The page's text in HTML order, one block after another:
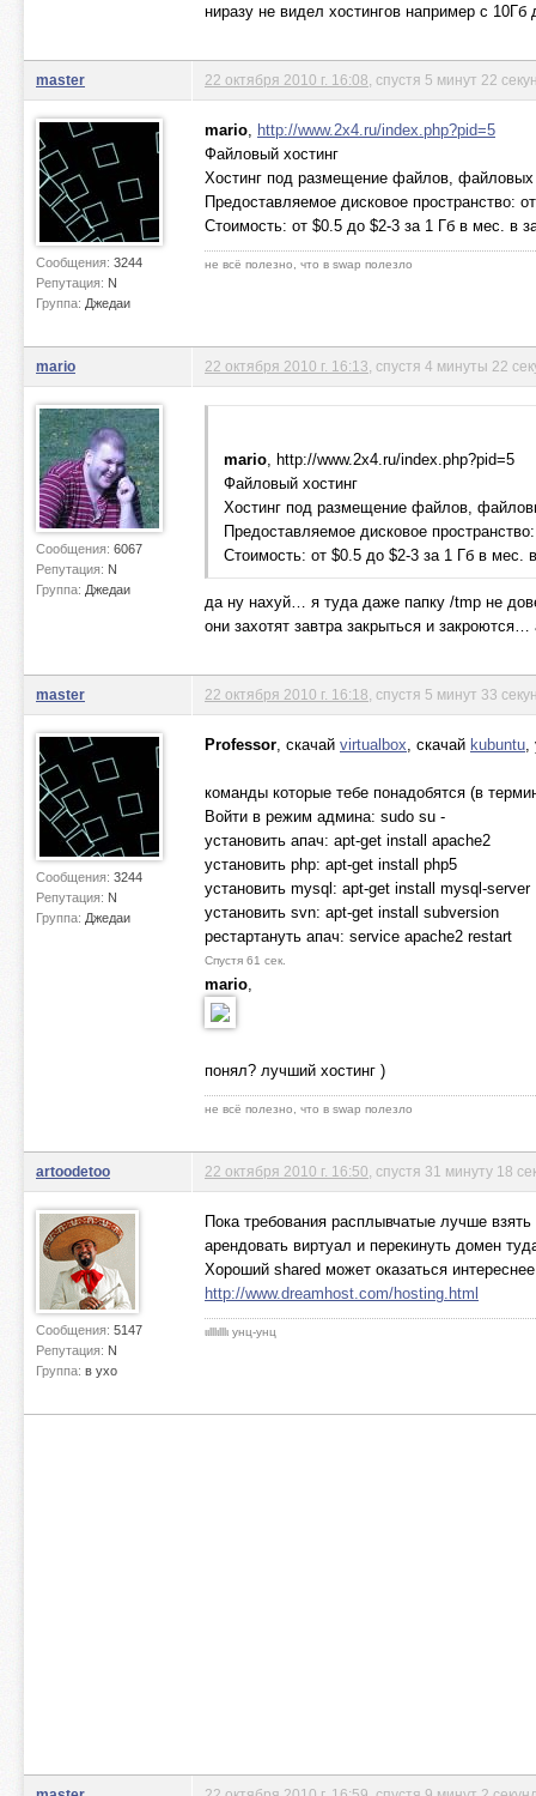
ниразу не видел хостингов например с
master
Сообщения: 3244
Репутация: N
Группа: Джедаи
22 октября 2010 г. 16:08 , спустя 5 минут 22
mario, http://www.2x4.ru/index.php?pid=5
Файловый хостинг
Хостинг под размещение файлов, файловых
Предоставляемое дисковое пространство:
Стоимость: от $0.5 до $2-3 за 1 Гб в мес. в
не всё полезно, что в swap полезло
mario
Сообщения: 6067
Репутация: N
Группа: Джедаи
22 октября 2010 г. 16:13 , спустя 4 минуты 22
mario, http://www.2x4.ru/index.php?pid=5
Файловый хостинг
Хостинг под размещение файлов,
Предоставляемое дисковое
Стоимость: от $0.5 до $2-3 за 1 Гб в мес.
да ну нахуй… я туда даже папку /tmp не
они захотят завтра закрыться и
master
Сообщения: 3244
Репутация: N
Группа: Джедаи
22 октября 2010 г. 16:18 , спустя 5 минут 33
Professor, скачай virtualbox, скачай kubuntu,
команды которые тебе понадобятся (в
Войти в режим админа: sudo su -
установить апач: apt-get install apache2
установить php: apt-get install php5
установить mysql: apt-get install mysql-server
установить svn: apt-get install subversion
рестартануть апач: service apache2 restart
Спустя 61 сек.
mario,
понял? лучший хостинг )
не всё полезно, что в swap полезло
artoodetoo
Сообщения: 5147
Репутация: N
Группа: в ухо
22 октября 2010 г. 16:50 , спустя 31 минуту 18
Пока требования расплывчатые лучше
арендовать виртуал и перекинуть домен
Хороший shared может оказаться
http://www.dreamhost.com/hosting.html
ιιlllιlllι унц-унц